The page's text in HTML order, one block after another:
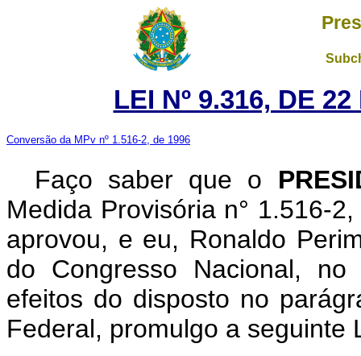
LEI Nº 9.316, DE
Conversão da MPv nº 1.516-2, de 1996
Faço saber que o
Medida Provisória n° 1.516-
aprovou, e eu, Ronaldo
do Congresso Nacional,
efeitos do disposto no
Federal, promulgo a seguinte